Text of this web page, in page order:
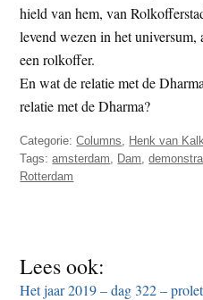
hield van hem, van
levend wezen in het
een rolkoffer.
En wat de relatie met de
relatie met de Dharma?
Categorie:Columns
Henk van
Tags:amsterdam Dam ,
Rotterdam
Lees ook:
Het jaar 2019 – dag 322 –